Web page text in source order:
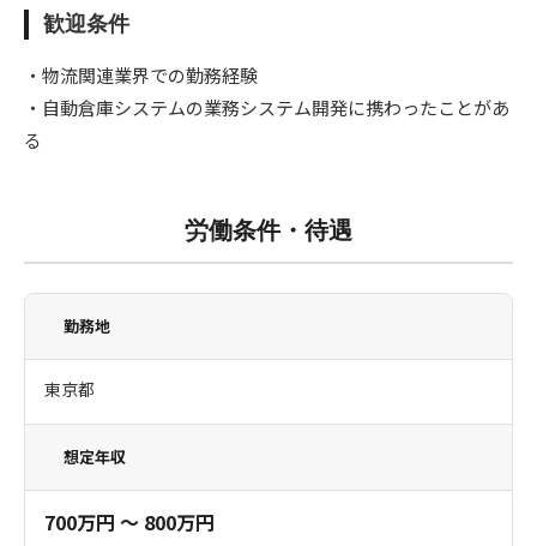
歓迎条件
・物流関連業界での勤務経験
・自動倉庫システムの業務システム開発に携わったことがあ
る
労働条件・待遇
勤務地
東京都
想定年収
700万円 〜 800万円